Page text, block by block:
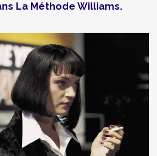
La Méthode Williams.